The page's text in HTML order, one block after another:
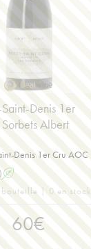
Denis 1er
Sorbets Albert
Denis 1er Cru AOC
A
bouteille | 0 en stock
60€